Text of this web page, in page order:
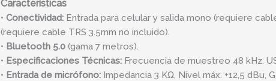
Características
• Conectividad:Entrada para celular y salida mono (requiere
(requiere cable TRS 3.5mm no incluido).
• Bluetooth 5.0(gama 7 metros).
• Especificaciones Técnicas:Frecuencia de muestreo 48 kHz.
• Entrada de micrófono:Impedancia 3 KΩ, Nivel máx. +12,5 dBu,